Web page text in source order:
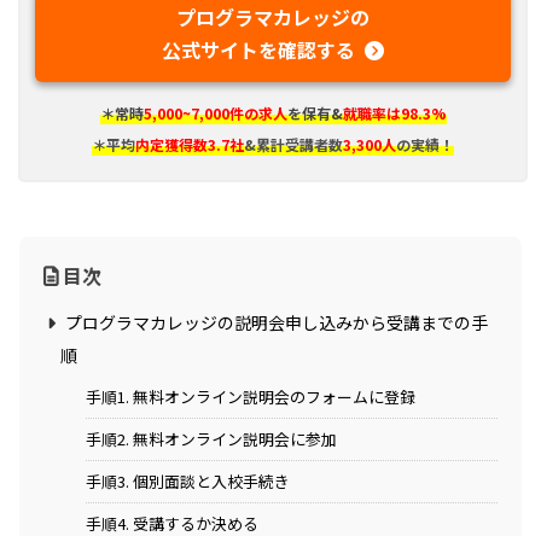
プログラマカレッジの
公式サイトを確認する
＊常時5,000~7,000件の求人を保有&就職率は98.3%
＊平均内定獲得数3.7社&累計受講者数3,300人の実績！
目次
プログラマカレッジの説明会申し込みから受講までの手
順
手順1. 無料オンライン説明会のフォームに登録
手順2. 無料オンライン説明会に参加
手順3. 個別面談と入校手続き
手順4. 受講するか決める